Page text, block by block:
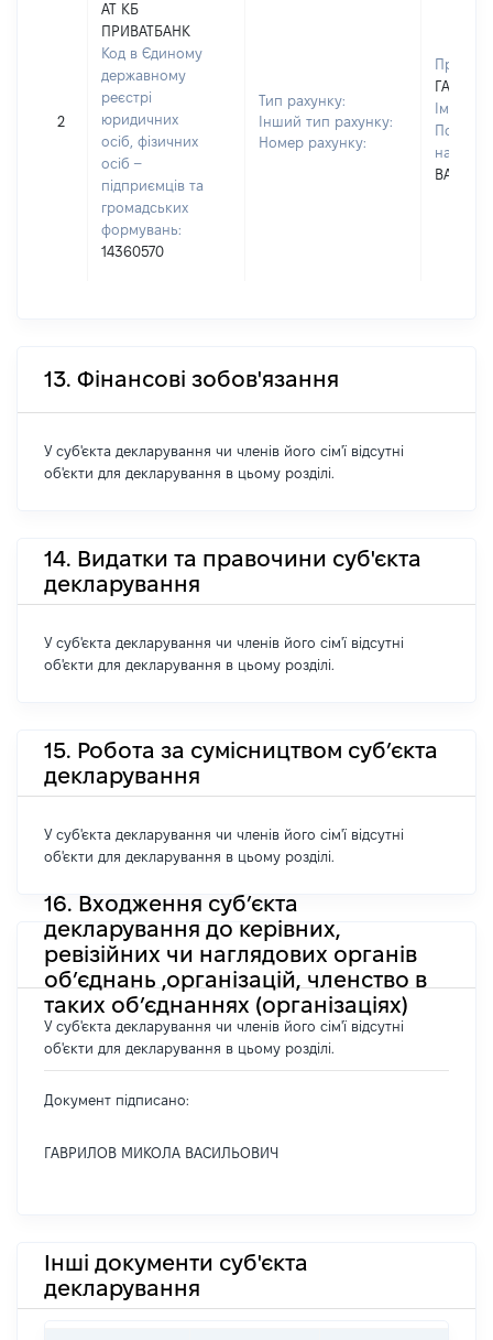
2
АТ КБ
ПРИВАТБАНК
Код в Єдиному
державному
реєстрі
юридичних
осіб, фізичних
осіб –
підприємців та
громадських
формувань:
14360570
Тип рахунку:
Інший тип рахунку:
Номер рахунку:
Ім'я:
По
13. Фінансові зобов'язання
У суб'єкта декларування чи членів його сім'ї відсутні
об'єкти для декларування в цьому розділі.
14. Видатки та правочини суб'єкта
декларування
У суб'єкта декларування чи членів його сім'ї відсутні
об'єкти для декларування в цьому розділі.
15. Робота за сумісництвом суб’єкта
декларування
У суб'єкта декларування чи членів його сім'ї відсутні
об'єкти для декларування в цьому розділі.
16. Входження суб’єкта
декларування до керівних,
ревізійних чи наглядових органів
об’єднань ,організацій, членство в
таких об’єднаннях (організаціях)
У суб'єкта декларування чи членів його сім'ї відсутні
об'єкти для декларування в цьому розділі.
Документ підписано:
ГАВРИЛОВ МИКОЛА ВАСИЛЬОВИЧ
Інші документи суб'єкта
декларування